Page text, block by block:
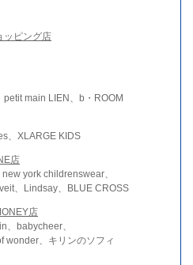
ッピング店
main LIEN、b・ROOM
、XLARGE KIDS
店
york childrenswear、
、Lindsay、BLUE CROSS
店
、babycheer、
wonder、キリンのソフィ